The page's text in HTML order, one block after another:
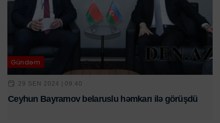
Gündəm
29 SEN 2024 | 09:40
Ceyhun Bayramov belaruslu həmkarı ilə görüşdü